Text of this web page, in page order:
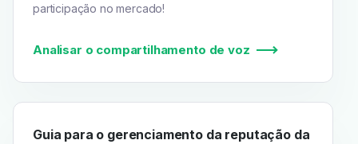
participação no mercado!
Analisar o compartilhamento de voz
Guia para o gerenciamento da reputação da